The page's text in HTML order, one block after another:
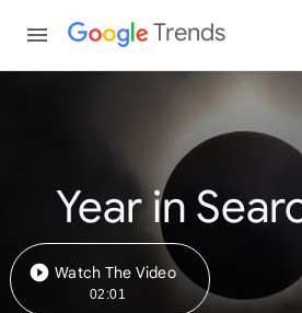
Trends
Year in
Watch The Video
02:01